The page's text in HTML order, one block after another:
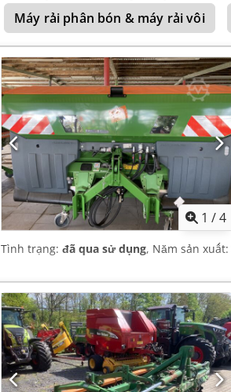
Máy rải phân bón & máy rải vôi
1 /4
Tình trạng: đã qua sử dụng, Năm sản xuất: